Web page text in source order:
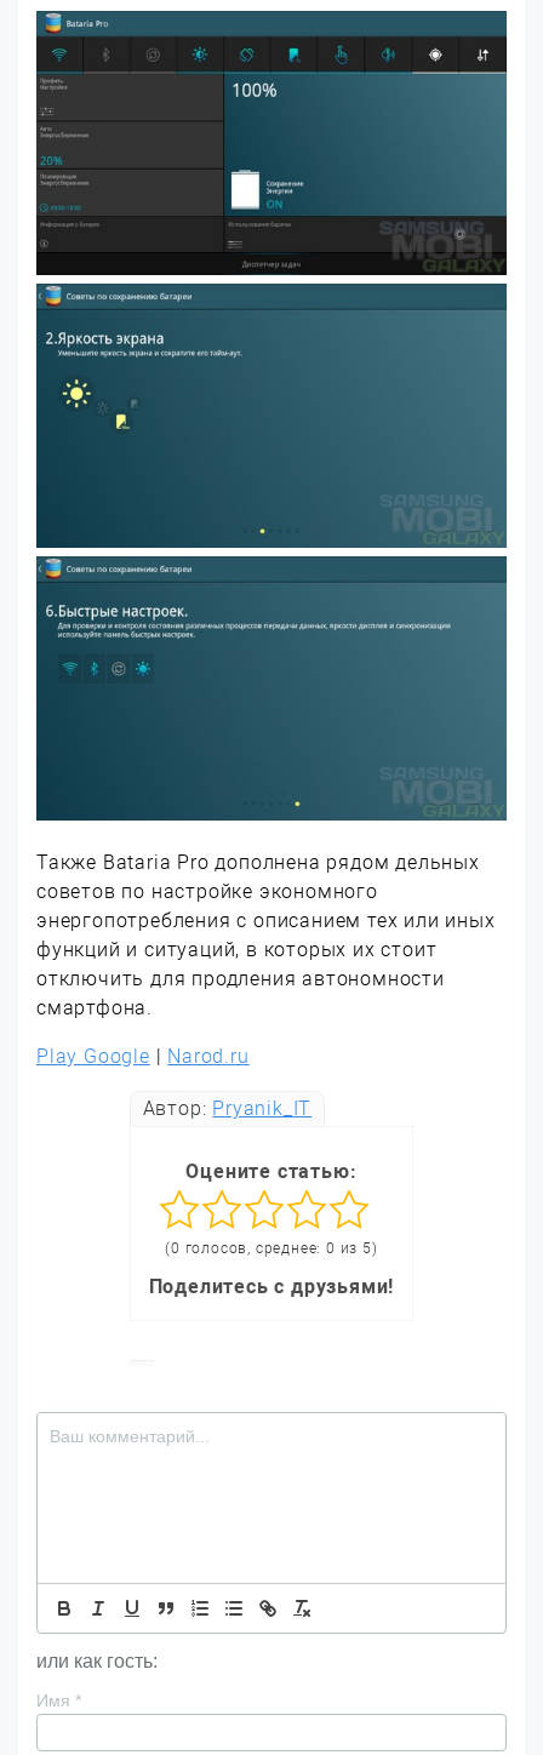
Также Bataria Pro дополнена рядом дельных
советов по настройке экономного
энергопотребления с описанием тех или иных
функций и ситуаций, в которых их стоит
отключить для продления автономности
смартфона.
Play Google | Narod.ru
Автор: Pryanik_IT
Оцените статью:
(0 голосов, среднее: 0 из 5)
Поделитесь с друзьями!
или как гость:
Имя *